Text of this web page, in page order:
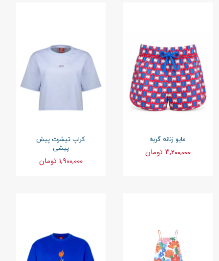
مایو زنانه گربه
۳,۲۰۰,۰۰۰ تومان
کراپ تیشرت پیش
پیشی
۱,۹۰۰,۰۰۰ تومان